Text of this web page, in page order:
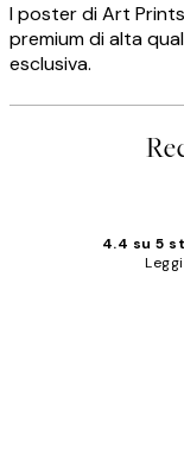
I poster di Art
premium di alta
esclusiva.
4.4 su 5